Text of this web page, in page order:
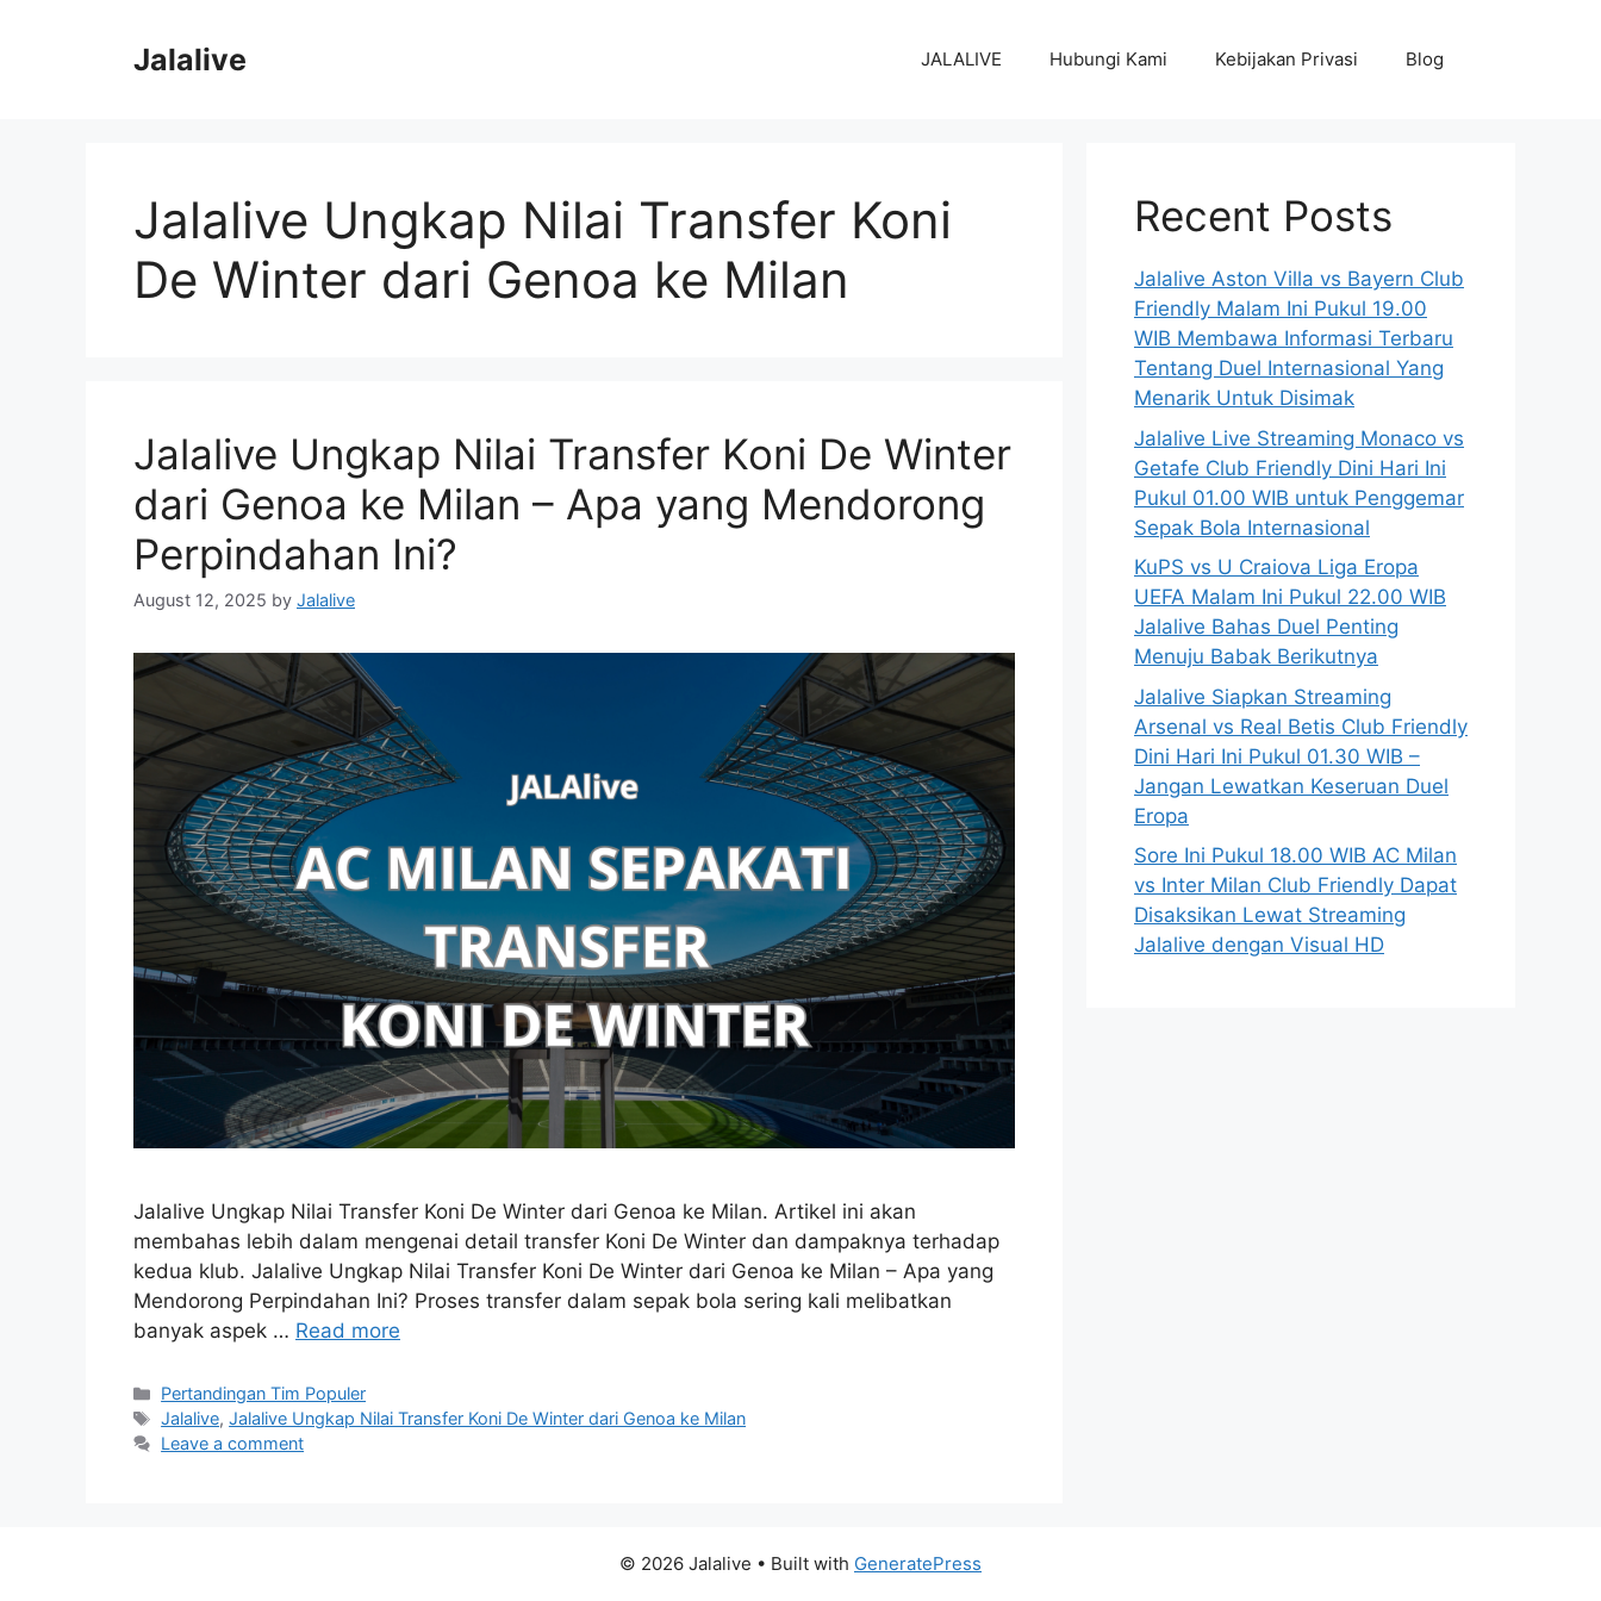
Jalalive JALALIVE Hubungi Kami Kebijakan Privasi Blog
Jalalive Ungkap Nilai Transfer Koni
De Winter dari Genoa ke Milan
Jalalive Ungkap Nilai Transfer Koni De Winter
dari Genoa ke Milan – Apa yang Mendorong
Perpindahan Ini?
August 12, 2025 by Jalalive
Jalalive Ungkap Nilai Transfer Koni De Winter dari Genoa ke Milan. Artikel ini akan
membahas lebih dalam mengenai detail transfer Koni De Winter dan dampaknya terhadap
kedua klub. Jalalive Ungkap Nilai Transfer Koni De Winter dari Genoa ke Milan – Apa yang
Mendorong Perpindahan Ini? Proses transfer dalam sepak bola sering kali melibatkan
banyak aspek … Read more
Categories
Pertandingan Tim Populer
Tags
Jalalive,Jalalive Ungkap Nilai Transfer Koni De Winter dari Genoa ke Milan
Leave a comment
Recent Posts
Jalalive Aston Villa vs Bayern Club
Friendly Malam Ini Pukul 19.00
WIB Membawa Informasi Terbaru
Tentang Duel Internasional Yang
Menarik Untuk Disimak
Jalalive Live Streaming Monaco vs
Getafe Club Friendly Dini Hari Ini
Pukul 01.00 WIB untuk Penggemar
Sepak Bola Internasional
KuPS vs U Craiova Liga Eropa
UEFA Malam Ini Pukul 22.00 WIB
Jalalive Bahas Duel Penting
Menuju Babak Berikutnya
Jalalive Siapkan Streaming
Arsenal vs Real Betis Club Friendly
Dini Hari Ini Pukul 01.30 WIB –
Jangan Lewatkan Keseruan Duel
Eropa
Sore Ini Pukul 18.00 WIB AC Milan
vs Inter Milan Club Friendly Dapat
Disaksikan Lewat Streaming
Jalalive dengan Visual HD
© 2026 Jalalive • Built with GeneratePress